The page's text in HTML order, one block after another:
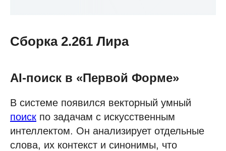
Сборка 2.261 Лира
AI-поиск в «Первой Форме»
В системе появился векторный умный
поиск по задачам с искусственным
интеллектом. Он анализирует отдельные
слова, их контекст и синонимы, что